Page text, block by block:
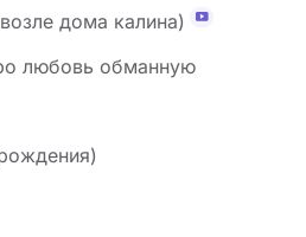
дома калина)
любовь обманную